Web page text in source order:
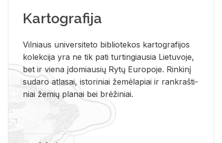
Kartografija
Vil­niaus uni­ver­si­te­to bi­b­lio­te­kos kar­to­gra­fi­jos
ko­lek­ci­ja yra ne tik pati tur­tin­giau­sia Lie­tu­vo­je,
bet ir vie­na įdo­miau­sių Rytų Eu­ro­po­je. Rin­ki­nį
su­da­ro at­la­sai, is­to­ri­niai že­mė­la­piai ir rank­raš­ti­
niai že­mių pla­nai bei brė­ži­niai.